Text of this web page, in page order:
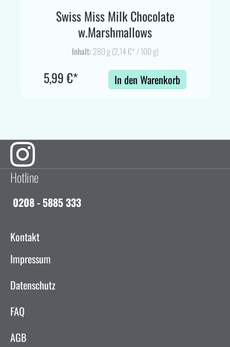
Swiss Miss Milk Chocolate
w.Marshmallows
Inhalt: 280 g(2,14 €* / 100 g)
5,99 €* In den Warenkorb
Hotline
0208 - 5885 333
Kontakt
Impressum
Datenschutz
FAQ
AGB